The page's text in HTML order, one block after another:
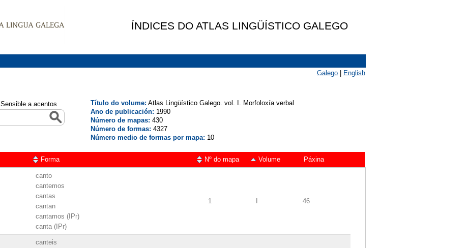
ÍNDICES DO ATLAS LINGÜÍSTICO GALEGO
Galego
English
Sensible a acentos Título do volume: Atlas Lingüístico Galego. vol. I. Morfoloxía verbal
Ano de publicación: 1990
Número de mapas: 430
Número de formas: 4327
Número medio de formas por mapa: 10
Forma Nº do mapa Volume Páxina
canto
cantemos
cantas
cantan
cantamos (IPr)
canta (IPr)
1 46
canteis